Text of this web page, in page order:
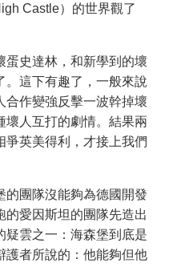
Castle）的世界觀了
蛋史達林，和新學到的壞
。這下有趣了，一般來說
合作變強反擊一波幹掉壞
壞人互打的劇情。結果兩
爭英美得利，才接上我們
的團隊沒能夠為德國開發
的愛因斯坦的團隊先造出
疑雲之一：海森堡到底是
護者所說的：他能夠但他